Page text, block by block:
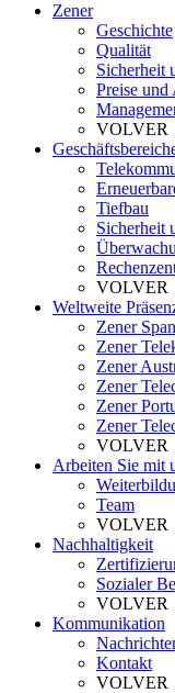
Zener
Geschichte
Qualität
Sicherheit
Preise und
VOLVER
Tiefbau
Sicherheit
VOLVER
Weltweite
Zener
Zener
Zener
Zener
Zener
Zener
VOLVER
Arbeiten Sie mit
Team
VOLVER
Nachhaltigkeit
Sozialer
VOLVER
Kommunikation
Kontakt
VOLVER